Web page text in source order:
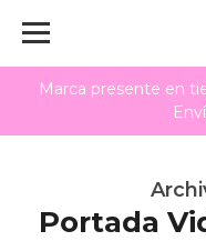
Marca presente en
Portada